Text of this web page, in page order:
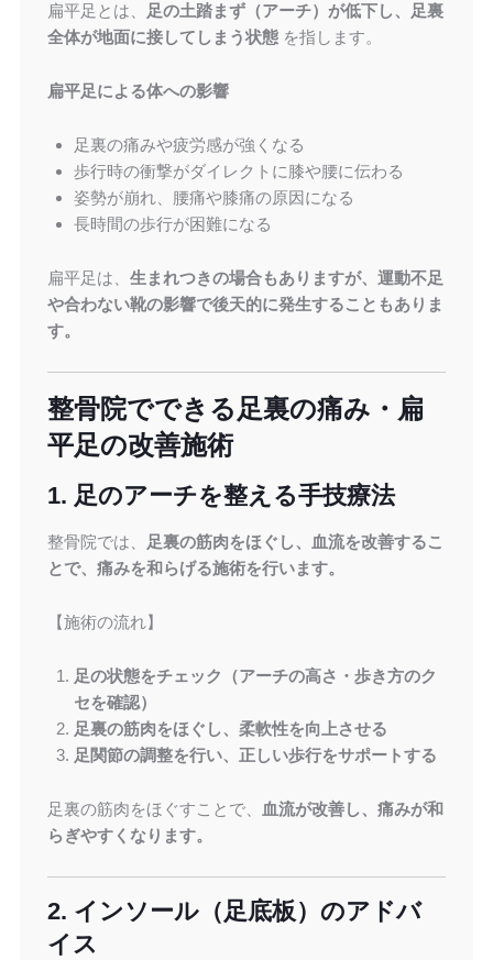
扁平足とは、
足の土踏まず（アーチ）が低下し、足裏
全体が地面に接してしまう状態を指します。
扁平足による体への影響
足裏の痛みや疲労感が強くなる
歩行時の衝撃がダイレクトに膝や腰に伝わる
姿勢が崩れ、腰痛や膝痛の原因になる
長時間の歩行が困難になる
扁平足は、 生まれつきの場合もありますが、運動不足
や合わない靴の影響で後天的に発生することもありま
す。
整骨院でできる足裏の痛み・扁
平足の改善施術
1. 足のアーチを整える手技療法
整骨院では、
足裏の筋肉をほぐし、血流を改善するこ
とで、痛みを和らげる施術を行います。
【施術の流れ】
足の状態をチェック（アーチの高さ・歩き方のク
セを確認）
足裏の筋肉をほぐし、柔軟性を向上させる
足関節の調整を行い、正しい歩行をサポートする
足裏の筋肉をほぐすことで、
血流が改善し、痛みが和
らぎやすくなります。
2. インソール（足底板）のアドバ
イス